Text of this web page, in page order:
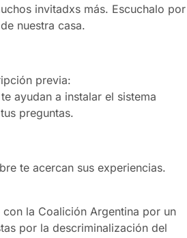
invitadxs más. Escuchalo por
nuestra casa.
previa:
ayudan a instalar el sistema
preguntas.
te acercan sus experiencias.
la Coalición Argentina por un
por la descriminalización del